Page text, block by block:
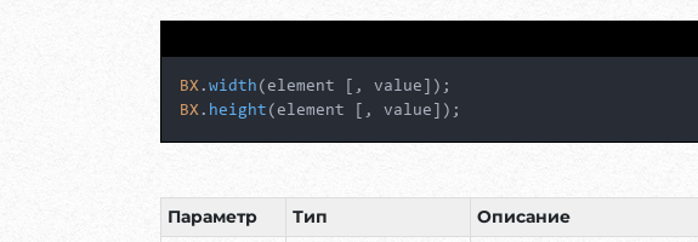
BX. width
BX. height (element [, value]);
Параметр Тип Описание